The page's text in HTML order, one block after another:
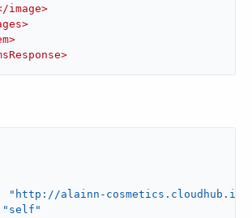
image>
>
>
>
"http://alainn-
"self"